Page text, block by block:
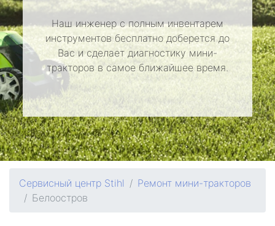
Наш инженер с полным инвентарем
инструментов бесплатно доберется до
Вас и сделает диагностику мини-
тракторов в самое ближайшее время.
Сервисный центр Stihl
Ремонт мини-тракторов
Белоостров